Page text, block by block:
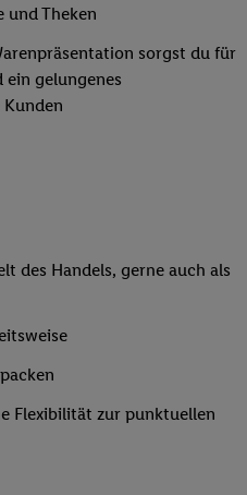
und Theken
sorgst du für
gelungenes
des Handels, gerne auch als
Flexibilität zur punktuellen